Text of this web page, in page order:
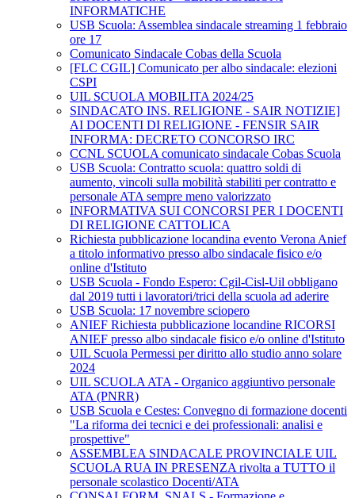
INFORMATICHE
USB Scuola: Assemblea sindacale streaming 1 febbraio
ore 17
Comunicato Sindacale Cobas della Scuola
[FLC CGIL] Comunicato per albo sindacale: elezioni
CSPI
UIL SCUOLA MOBILITA 2024/25
SINDACATO INS. RELIGIONE - SAIR NOTIZIE]
AI DOCENTI DI RELIGIONE - FENSIR SAIR
INFORMA: DECRETO CONCORSO IRC
CCNL SCUOLA comunicato sindacale Cobas Scuola
USB Scuola: Contratto scuola: quattro soldi di
aumento, vincoli sulla mobilità stabiliti per contratto e
personale ATA sempre meno valorizzato
INFORMATIVA SUI CONCORSI PER I DOCENTI
DI RELIGIONE CATTOLICA
Richiesta pubblicazione locandina evento Verona Anief
a titolo informativo presso albo sindacale fisico e/o
online d'Istituto
USB Scuola - Fondo Espero: Cgil-Cisl-Uil obbligano
dal 2019 tutti i lavoratori/trici della scuola ad aderire
USB Scuola: 17 novembre sciopero
ANIEF Richiesta pubblicazione locandine RICORSI
ANIEF presso albo sindacale fisico e/o online d'Istituto
UIL Scuola Permessi per diritto allo studio anno solare
2024
UIL SCUOLA ATA - Organico aggiuntivo personale
ATA (PNRR)
USB Scuola e Cestes: Convegno di formazione docenti
"La riforma dei tecnici e dei professionali: analisi e
prospettive"
ASSEMBLEA SINDACALE PROVINCIALE UIL
SCUOLA RUA IN PRESENZA rivolta a TUTTO il
personale scolastico Docenti/ATA